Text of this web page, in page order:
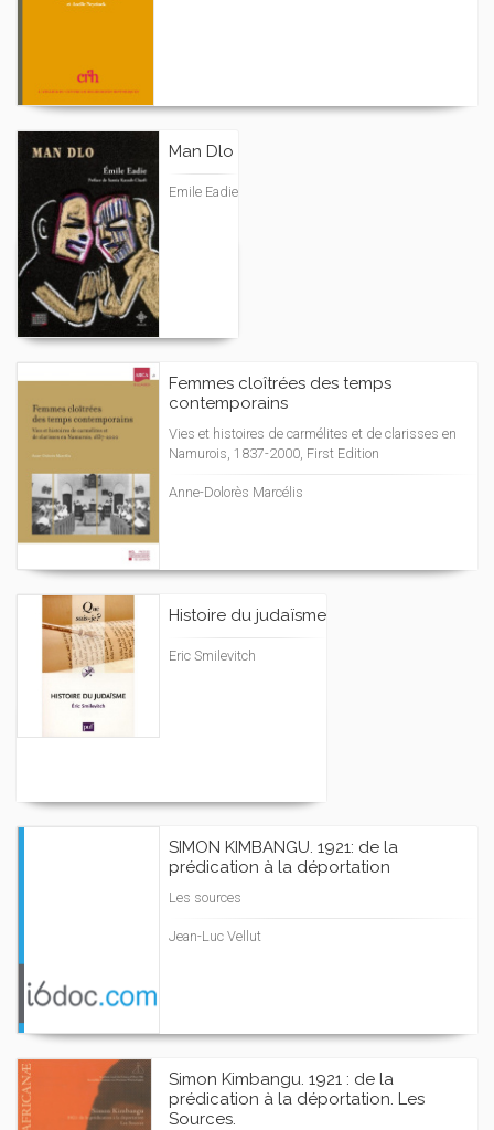
Man Dlo
Emile Eadie
Femmes cloîtrées des temps
contemporains
Vies et histoires de carmélites et de clarisses en
Namurois, 1837-2000, First Edition
Anne-Dolorès Marcélis
Histoire du judaïsme
Eric Smilevitch
SIMON KIMBANGU. 1921: de la
prédication à la déportation
Les sources
Jean-Luc Vellut
Simon Kimbangu. 1921 : de la
prédication à la déportation. Les
Sources.